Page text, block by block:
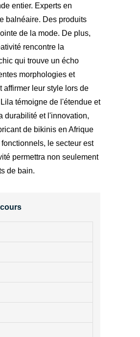
entier. Experts en
balnéaire. Des produits
de la mode. De plus,
rencontre la
qui trouve un écho
morphologies et
leur style lors de
témoigne de l'étendue et
durabilité et l'innovation,
de bikinis en Afrique
le secteur est
permettra non seulement
de bain.